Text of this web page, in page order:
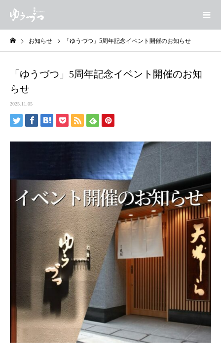
お知らせ 「ゆうづつ」5周年記念イベント開催のお知らせ
「ゆうづつ」5周年記念イベント開催のお知
らせ
2025.11.05